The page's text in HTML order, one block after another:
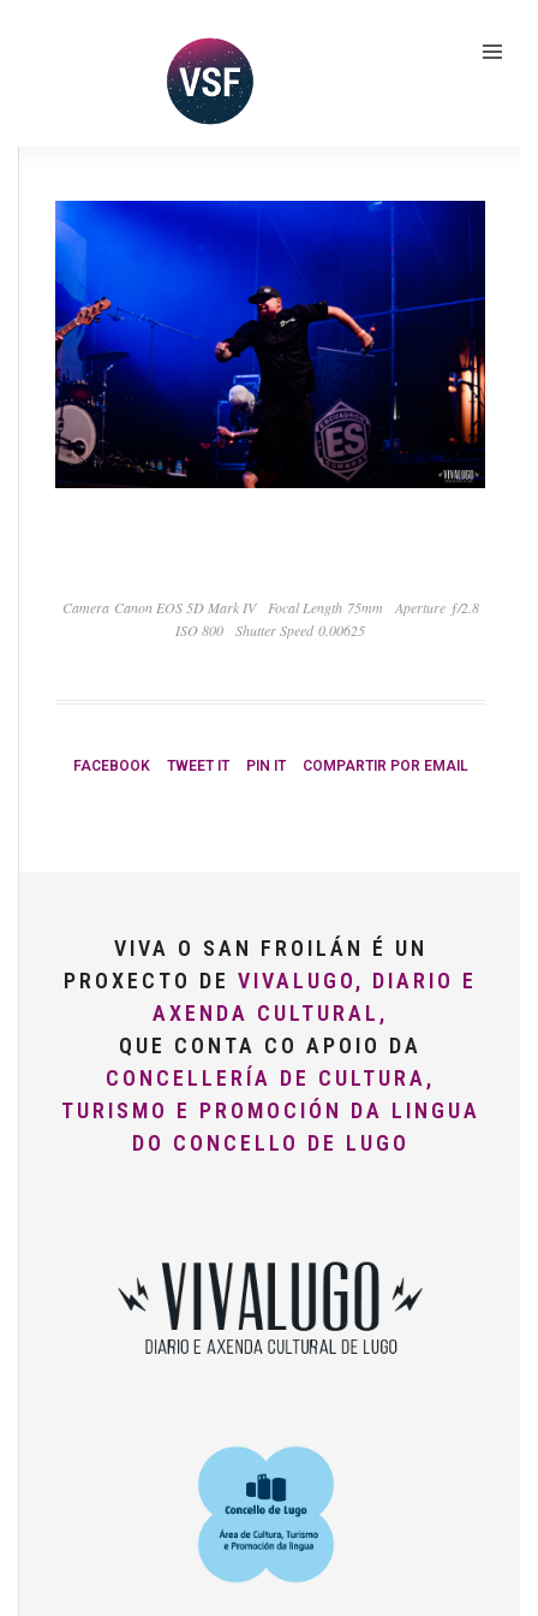
Camera Canon EOS 5D Mark IV Focal Length 75mm
Aperture ƒ/2.8
ISO 800
Shutter Speed 0.00625
FACEBOOK TWEET IT PIN IT COMPARTIR POR EMAIL
VIVA O SAN FROILÁN É UN
PROXECTO DE VIVALUGO, DIARIO E
AXENDA CULTURAL,
QUE CONTA CO APOIO DA
CONCELLERÍA DE CULTURA,
TURISMO E PROMOCIÓN DA LINGUA
DO CONCELLO DE LUGO